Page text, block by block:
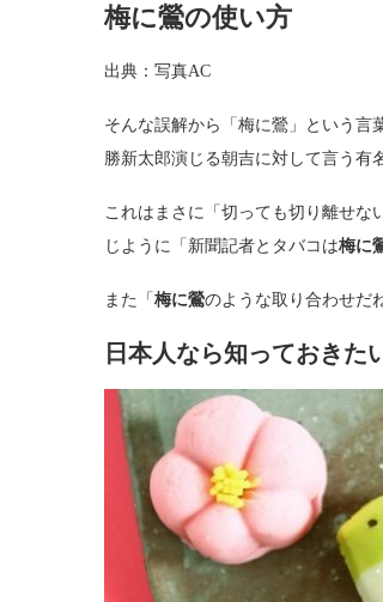
梅に鶯の使い方
出典：写真AC
そんな誤解から「梅に鶯」という言
勝新太郎演じる朝吉に対して言う有
これはまさに「切っても切り離せな
じように「新聞記者とタバコは梅に
また「 梅に鶯のような取り合わせだ
日本人なら知っておきた